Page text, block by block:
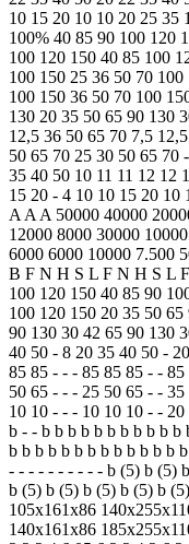
10 15 20 10 10 20 25 35
100% 40 85 90 100 120
100 120 150 40 85 100
100 150 25 36 50 70
100 150 36 50 70 100
130 20 35 50 65 90 130
12,5 36 50 65 70 7,5
50 65 70 25 30 50 65 70
35 40 50 10 11 11 12 12
15 20 - 4 10 10 15 20 10
A A A 50000 40000
12000 8000 30000
6000 6000 10000 7.500
B F N H S L F N H S L
100 120 150 40 85 90
100 120 150 20 35 50
90 130 30 42 65 90 130
40 50 - 8 20 35 40 50 -
85 85 - - - 85 85 85 - -
50 65 - - - 25 50 65 - -
10 10 - - - 10 10 10 - -
b - - b b b b b b b b b b b
b b b b b b b b b b b b b
- - - - - - - - - - b (5) b (5)
b (5) b (5) b (5) b (5) b
105x161x86
140x161x86